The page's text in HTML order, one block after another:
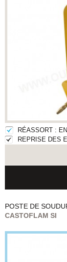
RÉASSORT :
REPRISE DES
POSTE DE
CASTOFLAM SI